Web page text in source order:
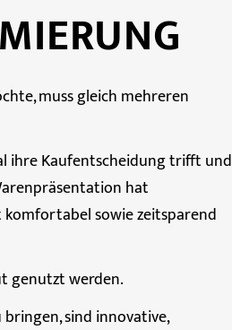
muss gleich mehreren
ihre Kaufentscheidung trifft und
hat
komfortabel sowie zeitsparend
genutzt werden.
sind innovative,